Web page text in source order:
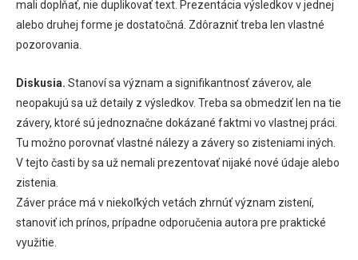
mali dopĺňať, nie duplikovať text. Prezentácia výsledkov v jednej
alebo druhej forme je dostatočná. Zdôrazniť treba len vlastné
pozorovania.
Diskusia. Stanoví sa význam a signifikantnosť záverov, ale
neopakujú sa už detaily z výsledkov. Treba sa obmedziť len na tie
závery, ktoré sú jednoznačne dokázané faktmi vo vlastnej práci.
Tu možno porovnať vlastné nálezy a závery so zisteniami iných.
V tejto časti by sa už nemali prezentovať nijaké nové údaje alebo
zistenia.
Záver práce má v niekoľkých vetách zhrnúť význam zistení,
stanoviť ich prínos, prípadne odporučenia autora pre praktické
využitie.